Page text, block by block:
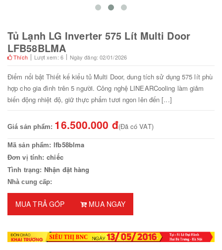
Tủ Lạnh LG Inverter 575 Lít Multi Door
LFB58BLMA
Thích Lượt xem: 6 Ngày đăng: 02/01/2026
Điểm nổi bật Thiết kế kiểu tủ Multi Door, dung tích sử dụng 575 lít phù
hợp cho gia đình trên 5 người. Công nghệ LINEARCooling làm giảm
biến động nhiệt độ, giữ thực phẩm tươi ngon lên đến [...]
Giá sản phẩm: 16.500.000 đ(Đã có VAT)
Mã sản phẩm: lfb58blma
Đơn vị tính: chiếc
Tình trạng: Nhận đặt hàng
Nhà cung cấp:
MUA TRẢ GÓP MUA NGAY